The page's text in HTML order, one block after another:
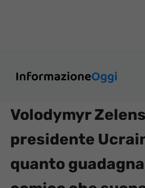
Volodymyr
presidente
quanto guadagna